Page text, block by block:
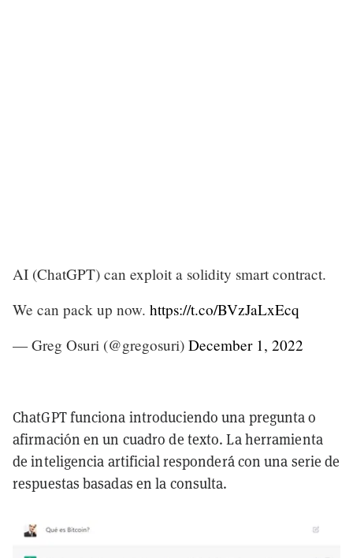
AI (ChatGPT) can exploit a solidity smart contract.
We can pack up now. https://t.co/BVzJaLxEcq
— Greg Osuri (@gregosuri) December 1, 2022
ChatGPT funciona introduciendo una pregunta o
afirmación en un cuadro de texto. La herramienta
de inteligencia artificial responderá con una serie de
respuestas basadas en la consulta.